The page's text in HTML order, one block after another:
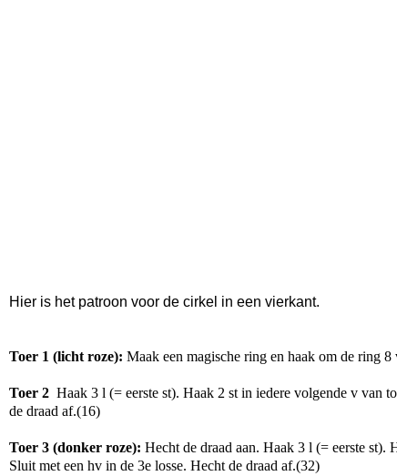
Hier is het patroon voor de cirkel in een vierkant.
Toer 1 (licht roze): Maak een magische ring en haak om de ring
Toer 2 Haak 3 l (= eerste st). Haak 2 st in iedere volgende v van
de draad af.(16)
Toer 3 (donker roze): Hecht de draad aan. Haak 3 l (= eerste st).
Sluit met een hv in de 3e losse. Hecht de draad af.(32)